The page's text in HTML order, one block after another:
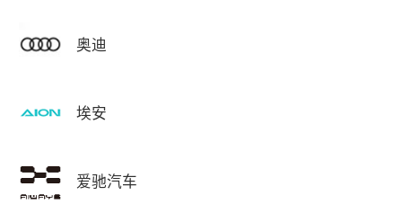
奥迪
埃安
爱驰汽车